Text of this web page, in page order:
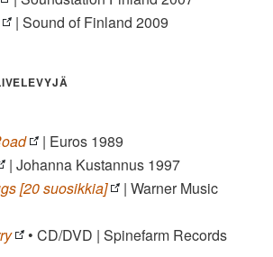
| Sound of Finland 2009
| Euros 1989
| Johanna Kustannus 1997
[20 suosikkia]
| Warner Music
• CD/DVD | Spinefarm Records